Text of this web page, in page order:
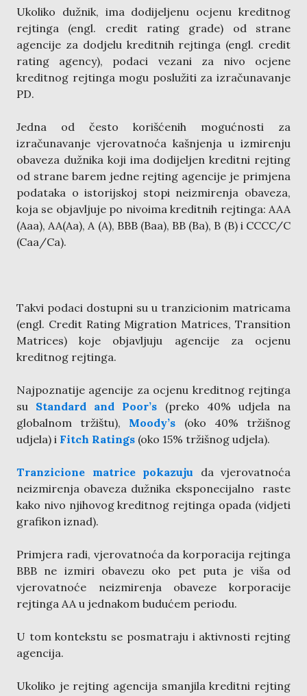
Ukoliko dužnik, ima dodijeljenu ocjenu kreditnog
rejtinga (engl. credit rating grade) od strane
agencije za dodjelu kreditnih rejtinga (engl. credit
rating agency), podaci vezani za nivo ocjene
kreditnog rejtinga mogu poslužiti za izračunavanje
PD.
Jedna od često korišćenih mogućnosti za
izračunavanje vjerovatnoća kašnjenja u izmirenju
obaveza dužnika koji ima dodijeljen kreditni rejting
od strane barem jedne rejting agencije je primjena
podataka o istorijskoj stopi neizmirenja obaveza,
koja se objavljuje po nivoima kreditnih rejtinga: AAA
(Aaa), AA(Aa), A (A), BBB (Baa), BB (Ba), B (B) i CCCC/C
(Caa/Ca).
Takvi podaci dostupni su u tranzicionim matricama
(engl. Credit Rating Migration Matrices, Transition
Matrices) koje objavljuju agencije za ocjenu
kreditnog rejtinga.
Najpoznatije agencije za ocjenu kreditnog rejtinga
su Standard and Poor’s (preko 40% udjela na
globalnom tržištu), Moody’s (oko 40% tržišnog
udjela) i Fitch Ratings (oko 15% tržišnog udjela).
Tranzicione matrice pokazuju da vjerovatnoća
neizmirenja obaveza dužnika eksponecijalno raste
kako nivo njihovog kreditnog rejtinga opada (vidjeti
grafikon iznad).
Primjera radi, vjerovatnoća da korporacija rejtinga
BBB ne izmiri obavezu oko pet puta je viša od
vjerovatnoće neizmirenja obaveze korporacije
rejtinga AA u jednakom budućem periodu.
U tom kontekstu se posmatraju i aktivnosti rejting
agencija.
Ukoliko je rejting agencija smanjila kreditni rejting